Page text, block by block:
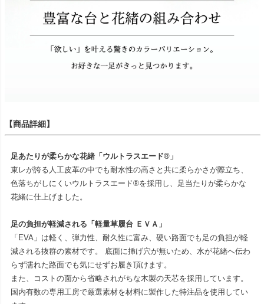
【商品詳細】
足あたりが柔らかな花緒「ウルトラスエード®」
東レが誇る人工皮革の中でも耐水性の高さと共に柔らかさが際立ち、
色落ちがしにくいウルトラスエード®を採用し、足当たりが柔らかな
花緒に仕上げました。
足の負担が軽減される「軽量草履台 ＥＶＡ」
「EVA」は軽く、弾力性、耐久性に富み、硬い路面でも足の負担が軽
減される抜群の素材です。 底面に挿げ穴が無いため、水が花緒へ伝わ
らず濡れた路面でも気にせずお履き頂けます。
また、コストの面から省略されがちな木製の天芯を採用しています。
国内有数の専用工房で厳選素材を材料に製作した特注品を使用してい